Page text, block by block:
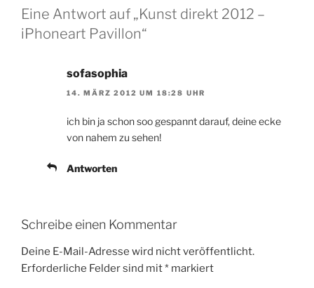
Eine Antwort auf „Kunst direkt 2012 –
iPhoneart Pavillon“
sofasophia
14. MÄRZ 2012 UM 18:28 UHR
ich bin ja schon soo gespannt darauf, deine ecke
von nahem zu sehen!
Antworten
Schreibe einen Kommentar
Deine E-Mail-Adresse wird nicht veröffentlicht.
Erforderliche Felder sind mit* markiert